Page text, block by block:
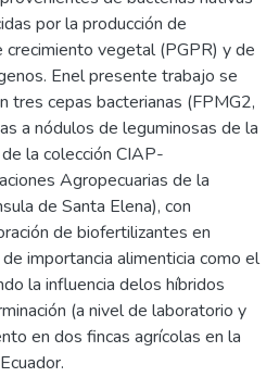
por la producción de
vegetal (PGPR) y de
Enel presente trabajo se
tres cepas bacterianas (FPMG2,
a nódulos de leguminosas de la
la colección CIAP-
Agropecuarias de la
de Santa Elena), con
de biofertilizantes en
importancia alimenticia como el
la influencia delos híbridos
(a nivel de laboratorio y
en dos fincas agrícolas en la